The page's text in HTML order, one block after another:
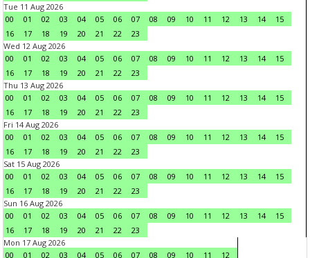
Tue 11 Aug 2026
00
01 02 03 04 05 06 07 08 09 10 11 12 13 14
15
16
17 18 19 20 21 22
23
Wed 12 Aug 2026
00
01 02 03 04 05 06 07 08 09 10 11 12 13 14
15
16
17 18 19 20 21 22
23
Thu 13 Aug 2026
00
01 02 03 04 05 06 07 08 09 10 11 12 13 14
15
16
17 18 19 20 21 22
23
Fri 14 Aug 2026
00
01 02 03 04 05 06 07 08 09 10 11 12 13 14
15
16
17 18 19 20 21 22
23
Sat 15 Aug 2026
00
01 02 03 04 05 06 07 08 09 10 11 12 13 14
15
16
17 18 19 20 21 22
23
Sun 16 Aug 2026
00
01 02 03 04 05 06 07 08 09 10 11 12 13 14
15
16
17 18 19 20 21 22
23
Mon 17 Aug 2026
00
01 02 03 04 05 06 07 08 09 10 11 12